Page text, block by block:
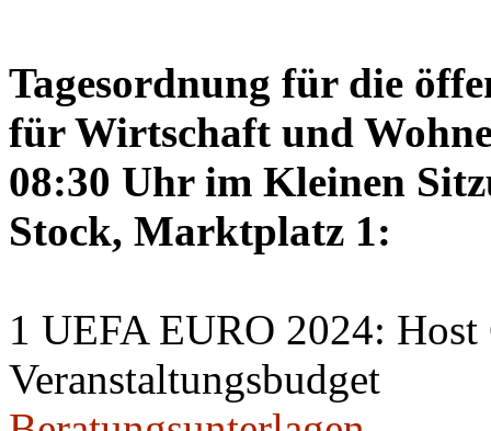
Tagesordnung für die
für Wirtschaft und
08:30 Uhr im Kleinen
Stock, Marktplatz 1:
1 UEFA EURO 2024:
Veranstaltungsbudget